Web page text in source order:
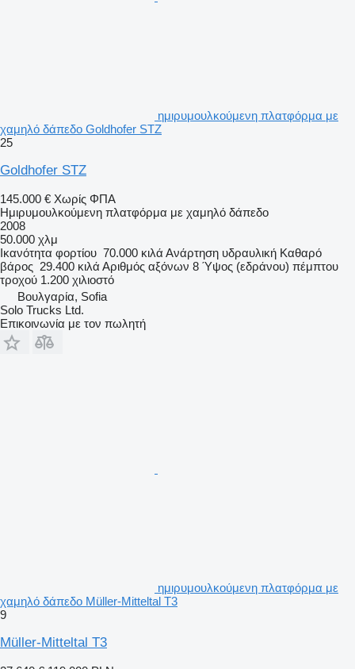
ημιρυμουλκούμενη πλατφόρμα με
χαμηλό δάπεδο Goldhofer STZ
25
Goldhofer STZ
145.000 € Χωρίς ΦΠΑ
Ημιρυμουλκούμενη πλατφόρμα με χαμηλό δάπεδο
2008
50.000 χλμ
Ικανότητα φορτίου 70.000 κιλά Ανάρτηση υδραυλική Καθαρό
βάρος 29.400 κιλά Αριθμός αξόνων 8 Ύψος (εδράνου) πέμπτου
τροχού 1.200 χιλιοστό
Βουλγαρία, Sofia
Solo Trucks Ltd.
Επικοινωνία με τον πωλητή
ημιρυμουλκούμενη πλατφόρμα με
χαμηλό δάπεδο Müller-Mitteltal T3
9
Müller-Mitteltal T3